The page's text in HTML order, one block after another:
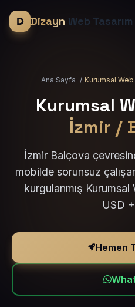
Dizayn Web Tasarım
Ana Sayfa / Kurumsal Web
Kurumsal
İzmir /
İzmir Balçova
mobilde sorunsuz
kurgulanmış Kurumsal
USD
Hemen